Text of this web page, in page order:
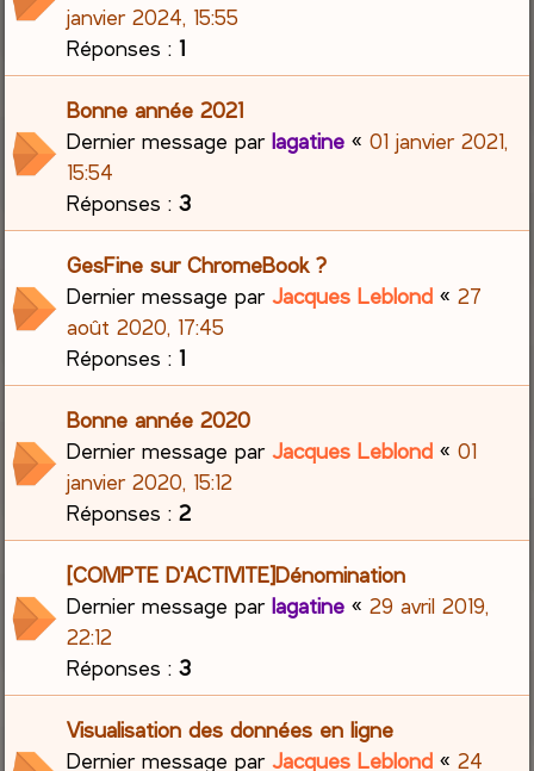
janvier 2024, 15:55
Réponses :1
Bonne année 2021
Dernier message parlagatine «01 janvier 2021,
15:54
Réponses :3
GesFine sur ChromeBook ?
Dernier message parJacques Leblond «27
août 2020, 17:45
Réponses :1
Bonne année 2020
Dernier message parJacques Leblond «01
janvier 2020, 15:12
Réponses :2
[COMPTE D'ACTIVITE]Dénomination
Dernier message parlagatine «29 avril 2019,
22:12
Réponses :3
Visualisation des données en ligne
Dernier message parJacques Leblond «24